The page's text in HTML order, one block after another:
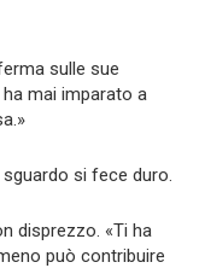
sulle sue
mai imparato a
sguardo si fece duro.
disprezzo. «Ti ha
può contribuire